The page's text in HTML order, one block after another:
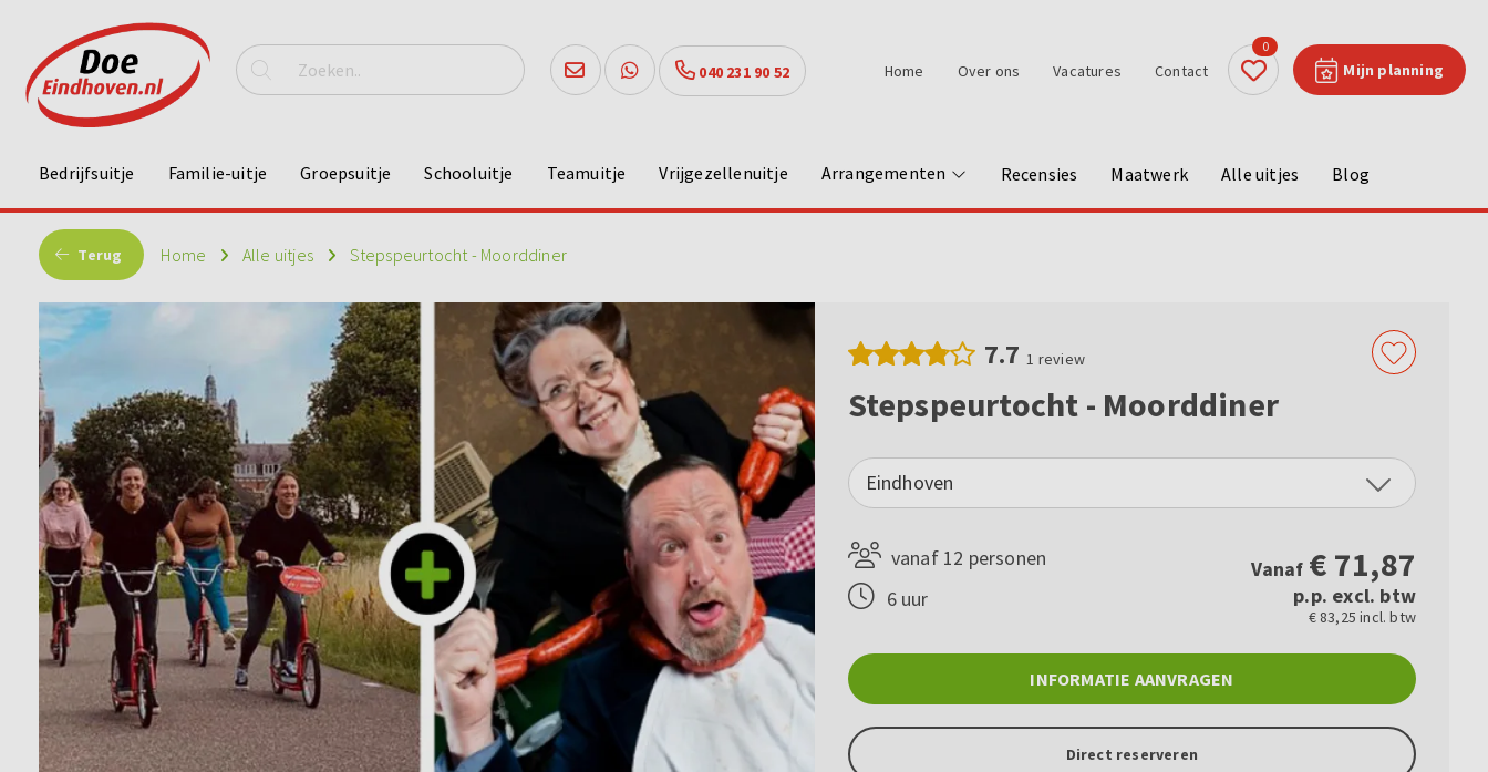
040 231 90 52 Mijn planning
0
Home Over ons Vacatures Contact
Bedrijfsuitje Familie-uitje Groepsuitje Schooluitje Teamuitje Vrijgezellenuitje Arrangementen Recensies Maatwerk Alle uitjes Blog
Terug Home Alle uitjes Stepspeurtocht - Moorddiner
7.7 1 review
Stepspeurtocht - Moorddiner
Eindhoven
vanaf 12 personen
6 uur
Vanaf € 71,87
p.p. excl. btw
€ 83,25 incl. btw
INFORMATIE AANVRAGEN
Direct reserveren